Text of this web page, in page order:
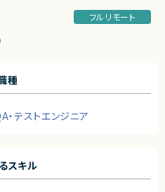
フルリモート
種
・テストエンジニア
スキル